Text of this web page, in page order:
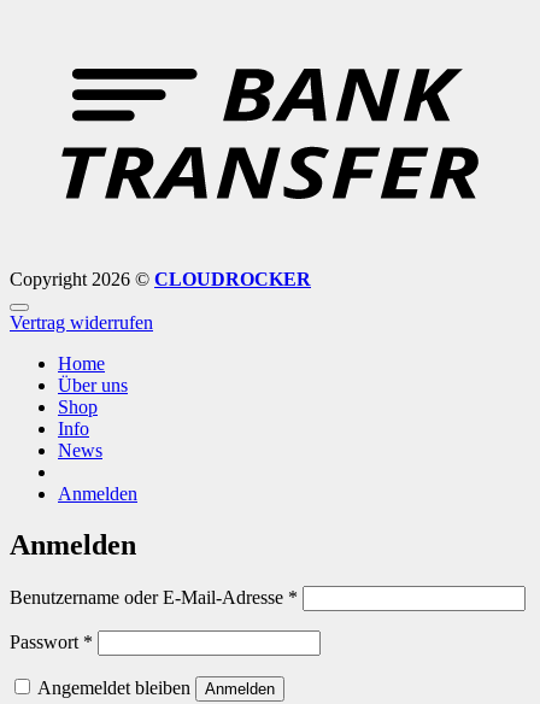
Copyright 2026 © CLOUDROCKER
Vertrag widerrufen
Home
Über uns
Shop
Info
News
Anmelden
Anmelden
Benutzername oder E-Mail-Adresse *
Passwort *
Angemeldet bleiben Anmelden